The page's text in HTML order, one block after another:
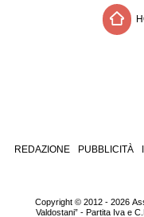
REDAZIONE PUBBLICITÀ
Copyright © 2012 - 2026
Valdostani” - Partita Iva e